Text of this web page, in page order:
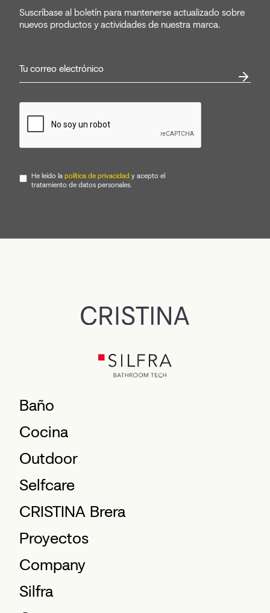
Suscríbase al boletín para mantenerse actualizado sobre
nuevos productos y actividades de nuestra marca.
He leído la política de privacidad y acepto el
tratamiento de datos personales.
Baño
Cocina
Outdoor
Selfcare
CRISTINA Brera
Proyectos
Company
Silfra